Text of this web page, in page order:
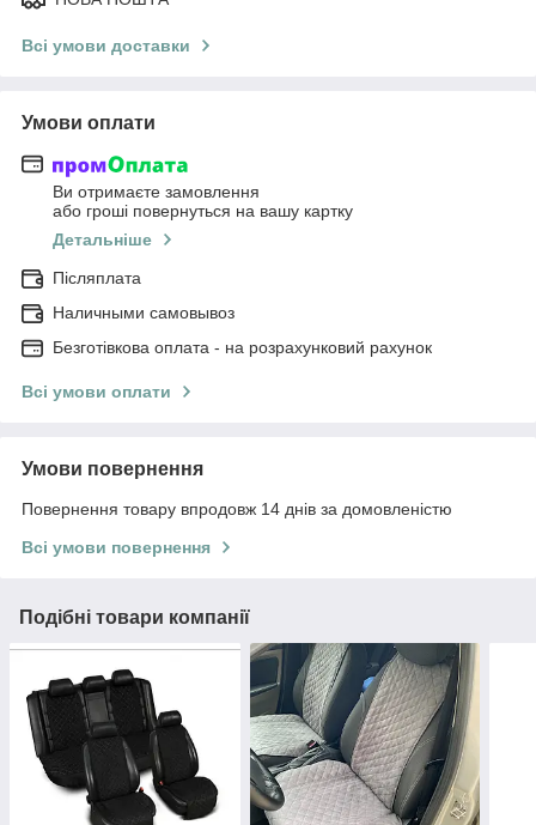
Всі умови доставки
Умови оплати
Ви отримаєте замовлення
або гроші повернуться на вашу картку
Детальніше
Післяплата
Наличными самовывоз
Безготівкова оплата - на розрахунковий рахунок
Всі умови оплати
Умови повернення
Повернення товару впродовж 14 днів за домовленістю
Всі умови повернення
Подібні товари компанії